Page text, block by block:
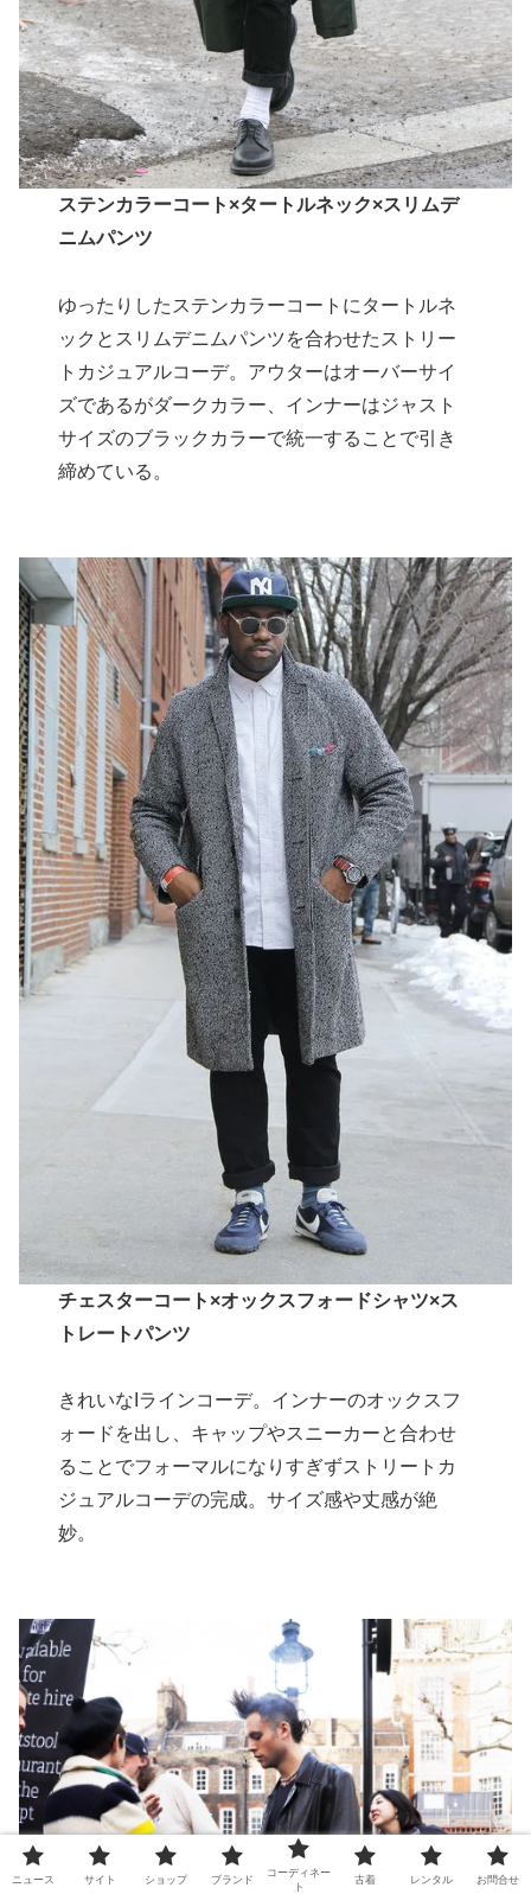
ステンカラーコート×タートルネック×スリムデ
ニムパンツ
ゆったりしたステンカラーコートにタートルネ
ックとスリムデニムパンツを合わせたストリー
トカジュアルコーデ。アウターはオーバーサイ
ズであるがダークカラー、インナーはジャスト
サイズのブラックカラーで統一することで引き
締めている。
チェスターコート×オックスフォードシャツ×ス
トレートパンツ
きれいなIラインコーデ。インナーのオックスフ
ォードを出し、キャップやスニーカーと合わせ
ることでフォーマルになりすぎずストリートカ
ジュアルコーデの完成。サイズ感や丈感が絶
妙。
ニュース サイト ショップ ブランド
コーディネー
ト
古着 レンタル お問合せ